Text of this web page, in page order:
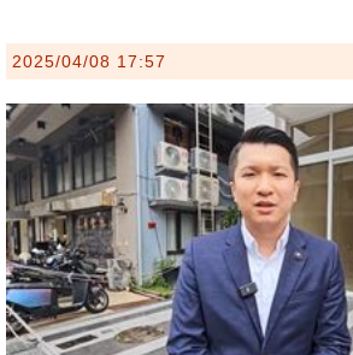
2025/04/08 17:57